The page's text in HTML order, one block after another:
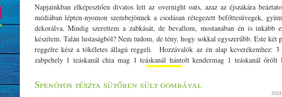
Napjainkban elképesztően divatos lett az overnight oats, azaz az éjszakára
médiában lépten-nyomon szembejönnek a csodásan rétegezett befőttesüvegek,
dekorálva. Mindig szerettem a zabkását, de bevallom, mostanában én is inkább
készítem. Talán lustaságból? Nem tudom, de tény, hogy sokkal egyszerűbb. Este két
reggelre kész a tökéletes állagú reggeli. Hozzávalók az én alap keverékemhez:
zabpehely 1 teáskanál chia mag 1 teáskanál hántolt kendermag 1 teáskanál
fahéjfahéj méz vagy édesítőszer 1,5 dlmandulatej
felöntöm amandulatej jel és a vízzel, alaposan átkeverem, és ott hagyom a
magvak megszívják magukat, az állaga krémes és selymes lesz.
Spenótos tészta sütőben sült gombával